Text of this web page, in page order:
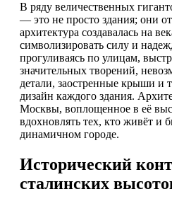
В ряду величественных
— это не просто здания; они
архитектура создавалась на
символизировать силу и
прогуливаясь по улицам,
значительных творений,
детали, заостренные крыши и
дизайн каждого здания.
Москвы, воплощенное в её
вдохновлять тех, кто живёт и
динамичном городе.
Исторический
сталинских